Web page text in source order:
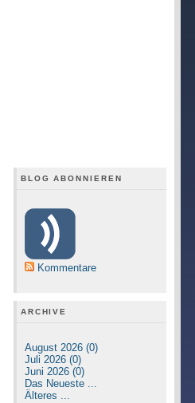
BLOG ABONNIEREN
Kommentare
ARCHIVE
August 2026 (0)
Juli 2026 (0)
Juni 2026 (0)
Das Neueste ...
Älteres ...